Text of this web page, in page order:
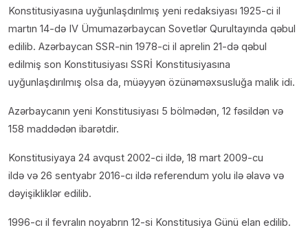
Konstitusiyasına uyğunlaşdırılmış yeni redaksiyası 1925-ci il
martın 14-də IV Ümumazərbaycan Sovetlər Qurultayında qəbul
edilib. Azərbaycan SSR-nin 1978-ci il aprelin 21-də qəbul
edilmiş son Konstitusiyası SSRİ Konstitusiyasına
uyğunlaşdırılmış olsa da, müəyyən özünəməxsusluğa malik idi.
Azərbaycanın yeni Konstitusiyası 5 bölmədən, 12 fəsildən və
158 maddədən ibarətdir.
Konstitusiyaya 24 avqust 2002-ci ildə, 18 mart 2009-cu
ildə və 26 sentyabr 2016-cı ildə referendum yolu ilə əlavə və
dəyişikliklər edilib.
1996-cı il fevralın noyabrın 12-si Konstitusiya Günü elan edilib.